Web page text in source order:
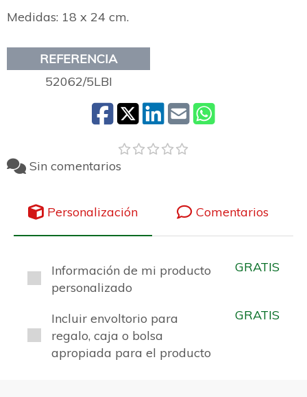
Medidas: 18 x 24 cm.
REFERENCIA
52062/5LBI
Sin comentarios
Personalización Comentarios
Información de mi producto
personalizado
GRATIS
Incluir envoltorio para
regalo, caja o bolsa
apropiada para el producto
GRATIS